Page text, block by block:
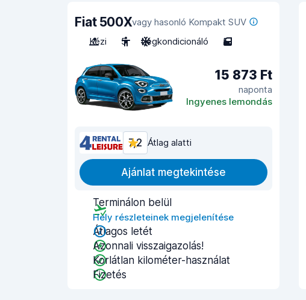
Fiat 500Xvagy hasonló Kompakt SUV
Kézi
5 Légkondicionáló 5
15 873 Ft
naponta
Ingyenes lemondás
7,2 Átlag alatti
Ajánlat megtekintése
Terminálon belül
Hely részleteinek megjelenítése
Átlagos letét
Azonnali visszaigazolás!
Korlátlan kilométer-használat
Fizetés